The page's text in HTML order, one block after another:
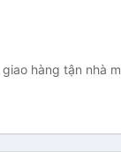
hàng tận nhà